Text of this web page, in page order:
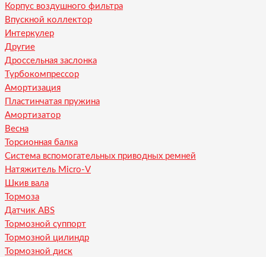
Корпус воздушного фильтра
Впускной коллектор
Интеркулер
Другие
Дроссельная заслонка
Турбокомпрессор
Амортизация
Пластинчатая пружина
Амортизатор
Весна
Торсионная балка
Система вспомогательных приводных ремней
Натяжитель Micro-V
Шкив вала
Тормоза
Датчик ABS
Тормозной суппорт
Тормозной цилиндр
Тормозной диск